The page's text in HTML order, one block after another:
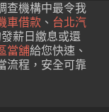
查機構中最令我
車借款 、 台北汽
薪日繳息或還
當舖給您快速、
流程，安全可靠